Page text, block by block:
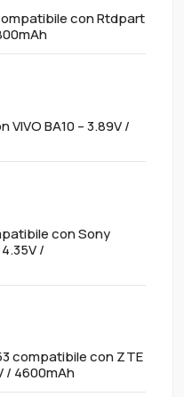
con Rtdpart
BA10 – 3.89V /
con Sony
/
compatibile con ZTE
/ 4600mAh